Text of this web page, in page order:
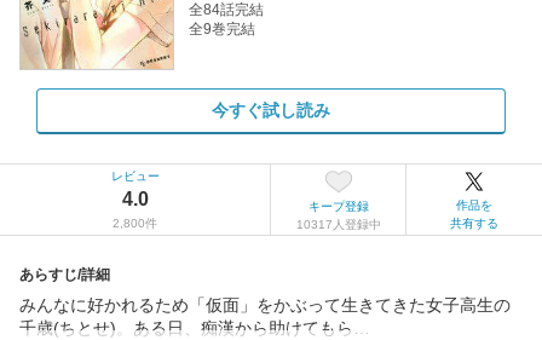
全84話完結
全9巻完結
今すぐ試し読み
レビュー
4.0
2,800件
キープ登録
10317人登録中
作品を
共有する
あらすじ/詳細
みんなに好かれるため「仮面」をかぶって生きてきた女子高生の
千歳(ちとせ)。ある日、痴漢から助けてもら…